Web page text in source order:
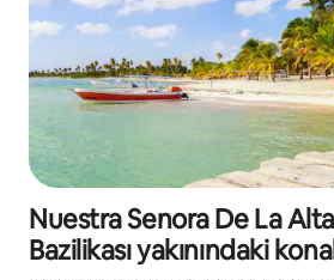
Nuestra Senora De La
Bazilikası yakınındaki